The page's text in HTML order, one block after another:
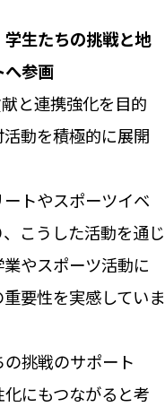
学生たちの挑戦と地
へ参画
と連携強化を目的
動を積極的に展開
トやスポーツイベ
こうした活動を通じ
やスポーツ活動に
要性を実感していま
挑戦のサポート
にもつながると考